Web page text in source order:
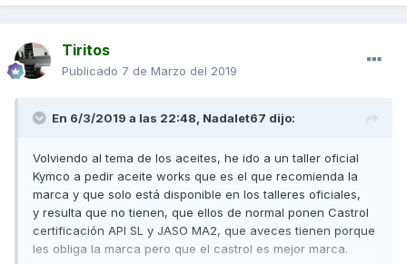
Tiritos
Publicado 7 de Marzo del 2019
En 6/3/2019 a las 22:48, Nadalet67 dijo:
Volviendo al tema de los aceites, he ido a un taller oficial
Kymco a pedir aceite works que es el que recomienda la
marca y que solo está disponible en los talleres oficiales,
y resulta que no tienen, que ellos de normal ponen Castrol
certificación API SL y JASO MA2, que aveces tienen porque
les obliga la marca pero que el castrol es mejor marca.